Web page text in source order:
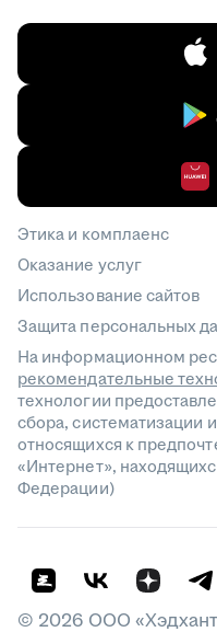
Этика и комплаенс
Оказание услуг
Использование сайтов
Защита персональных
На информационном
рекомендательные
технологии
сбора, систематизации
относящихся к
«Интернет»,
Федерации)
© 2026 ООО